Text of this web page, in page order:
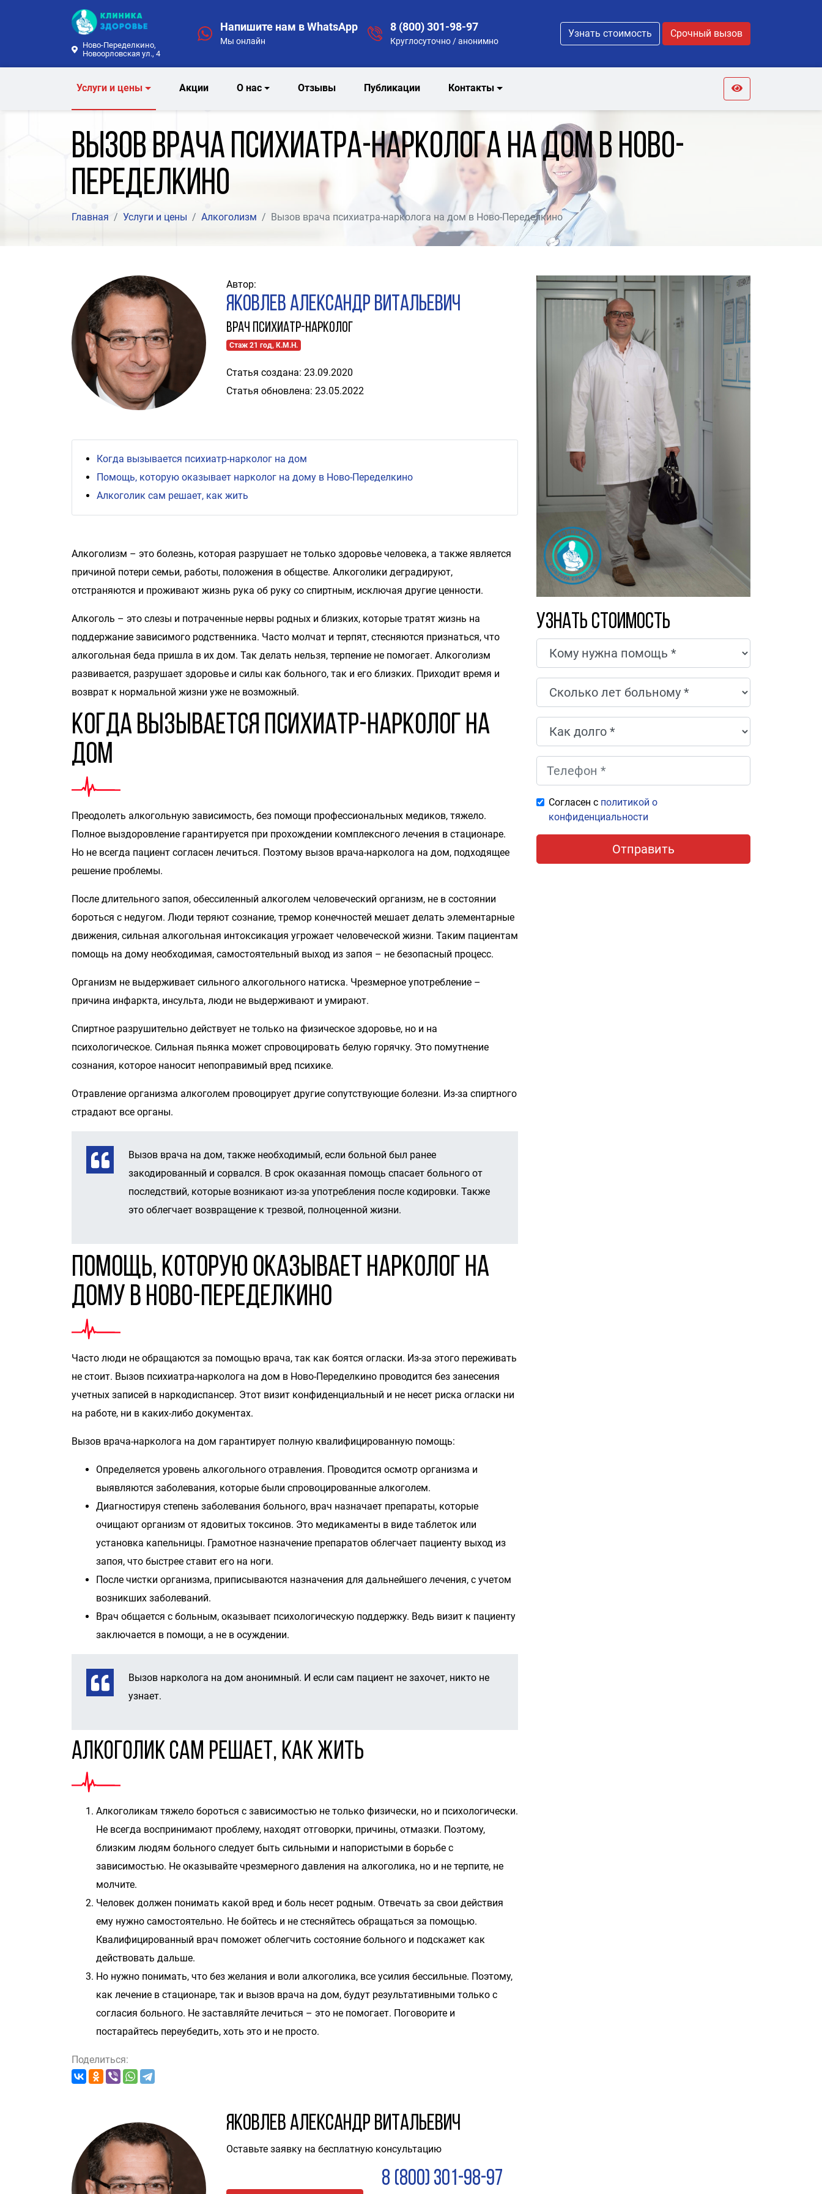
Ново-Переделкино,
Новоорловская ул., 4
Напишите нам в WhatsApp
Мы онлайн
8 (800) 301-98-97
Круглосуточно / анонимно
Узнать стоимость Срочный вызов
Услуги и цены Акции О нас Отзывы Публикации Контакты
Вызов врача психиатра-нарколога на дом в Ново-
Переделкино
Главная Услуги и цены Алкоголизм Вызов врача психиатра-нарколога на дом в Ново-Переделкино
Автор:
Яковлев Александр Витальевич
Врач психиатр-нарколог
Стаж 21 год, К.М.Н.
Статья создана: 23.09.2020
Статья обновлена: 23.05.2022
Когда вызывается психиатр-нарколог на дом
Помощь, которую оказывает нарколог на дому в Ново-Переделкино
Алкоголик сам решает, как жить
Алкоголизм – это болезнь, которая разрушает не только здоровье человека, а также является
причиной потери семьи, работы, положения в обществе. Алкоголики деградируют,
отстраняются и проживают жизнь рука об руку со спиртным, исключая другие ценности.
Алкоголь – это слезы и потраченные нервы родных и близких, которые тратят жизнь на
поддержание зависимого родственника. Часто молчат и терпят, стесняются признаться, что
алкогольная беда пришла в их дом. Так делать нельзя, терпение не помогает. Алкоголизм
развивается, разрушает здоровье и силы как больного, так и его близких. Приходит время и
возврат к нормальной жизни уже не возможный.
Когда вызывается психиатр-нарколог на
дом
Преодолеть алкогольную зависимость, без помощи профессиональных медиков, тяжело.
Полное выздоровление гарантируется при прохождении комплексного лечения в стационаре.
Но не всегда пациент согласен лечиться. Поэтому вызов врача-нарколога на дом, подходящее
решение проблемы.
После длительного запоя, обессиленный алкоголем человеческий организм, не в состоянии
бороться с недугом. Люди теряют сознание, тремор конечностей мешает делать элементарные
движения, сильная алкогольная интоксикация угрожает человеческой жизни. Таким пациентам
помощь на дому необходимая, самостоятельный выход из запоя – не безопасный процесс.
Организм не выдерживает сильного алкогольного натиска. Чрезмерное употребление –
причина инфаркта, инсульта, люди не выдерживают и умирают.
Спиртное разрушительно действует не только на физическое здоровье, но и на
психологическое. Сильная пьянка может спровоцировать белую горячку. Это помутнение
сознания, которое наносит непоправимый вред психике.
Отравление организма алкоголем провоцирует другие сопутствующие болезни. Из-за спиртного
страдают все органы.
Вызов врача на дом, также необходимый, если больной был ранее
закодированный и сорвался. В срок оказанная помощь спасает больного от
последствий, которые возникают из-за употребления после кодировки. Также
это облегчает возвращение к трезвой, полноценной жизни.
Помощь, которую оказывает нарколог на
дому в Ново-Переделкино
Часто люди не обращаются за помощью врача, так как боятся огласки. Из-за этого переживать
не стоит. Вызов психиатра-нарколога на дом в Ново-Переделкино проводится без занесения
учетных записей в наркодиспансер. Этот визит конфиденциальный и не несет риска огласки ни
на работе, ни в каких-либо документах.
Вызов врача-нарколога на дом гарантирует полную квалифицированную помощь:
Определяется уровень алкогольного отравления. Проводится осмотр организма и
выявляются заболевания, которые были спровоцированные алкоголем.
Диагностируя степень заболевания больного, врач назначает препараты, которые
очищают организм от ядовитых токсинов. Это медикаменты в виде таблеток или
установка капельницы. Грамотное назначение препаратов облегчает пациенту выход из
запоя, что быстрее ставит его на ноги.
После чистки организма, приписываются назначения для дальнейшего лечения, с учетом
возникших заболеваний.
Врач общается с больным, оказывает психологическую поддержку. Ведь визит к пациенту
заключается в помощи, а не в осуждении.
Вызов нарколога на дом анонимный. И если сам пациент не захочет, никто не
узнает.
Алкоголик сам решает, как жить
Алкоголикам тяжело бороться с зависимостью не только физически, но и психологически.
Не всегда воспринимают проблему, находят отговорки, причины, отмазки. Поэтому,
близким людям больного следует быть сильными и напористыми в борьбе с
зависимостью. Не оказывайте чрезмерного давления на алкоголика, но и не терпите, не
молчите.
Человек должен понимать какой вред и боль несет родным. Отвечать за свои действия
ему нужно самостоятельно. Не бойтесь и не стесняйтесь обращаться за помощью.
Квалифицированный врач поможет облегчить состояние больного и подскажет как
действовать дальше.
Но нужно понимать, что без желания и воли алкоголика, все усилия бессильные. Поэтому,
как лечение в стационаре, так и вызов врача на дом, будут результативными только с
согласия больного. Не заставляйте лечиться – это не помогает. Поговорите и
постарайтесь переубедить, хоть это и не просто.
Поделиться:
Яковлев Александр Витальевич
Оставьте заявку на бесплатную консультацию
8 (800) 301-98-97
Узнать стоимость
Согласен с политикой о
конфиденциальности
Отправить